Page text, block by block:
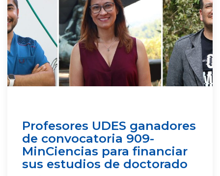
Profesores UDES ganadores
de convocatoria 909-
MinCiencias para financiar
sus estudios de doctorado